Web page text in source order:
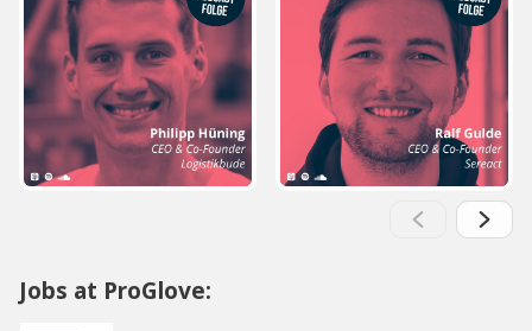
Jobs at ProGlove: